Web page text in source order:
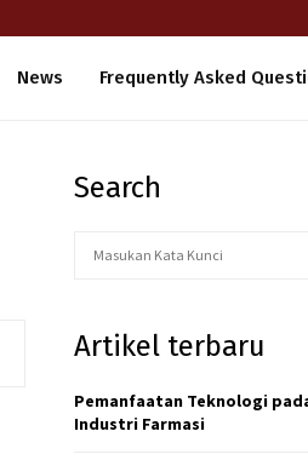
News Frequently Asked
Search
c
f
o
Artikel terbaru
Pemanfaatan Teknologi
Industri Farmasi